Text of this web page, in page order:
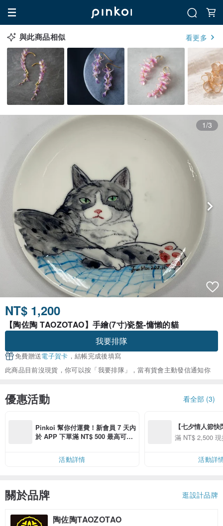
與此商品相似 看更多
1/3
NT$ 1,200
【陶佐陶 TAOZOTAO】手繪(7寸)瓷盤-慵懶的貓
我要排隊
免費贈送電子賀卡 ，結帳完成後填寫
此商品目前沒現貨，你可以按「我要排隊」，當有貨會主動發信通知你
優惠活動 看全部 (3)
Pinkoi 幫你付運費！新會員 7 天內
於 APP 下單滿 NT$ 500 最高可折
活動詳情
【七夕情人節
用 APP 購買任
00 現折 NT$100
滿 NT$ 2,500
活動詳
關於品牌 逛設計品牌
陶佐陶TAOZOTAO